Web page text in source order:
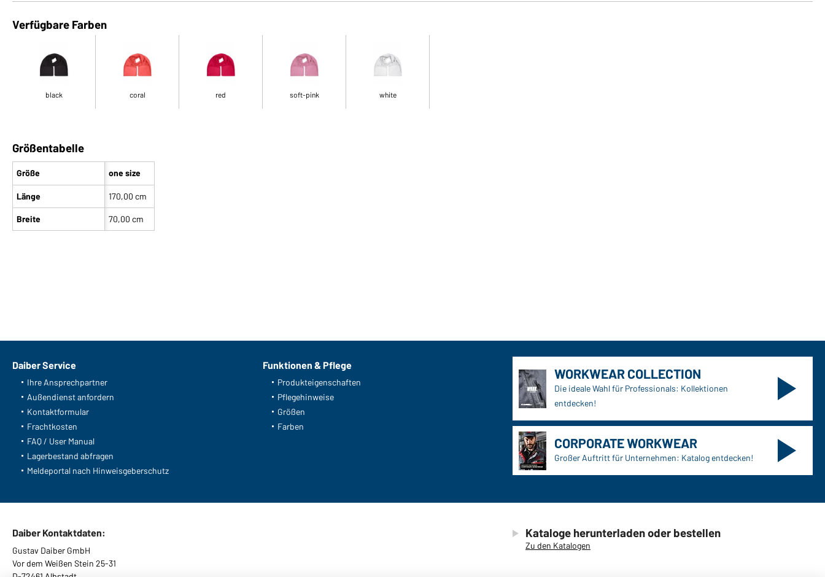
Verfügbare Farben
black coral red soft-pink white
Größentabelle
Größe
Länge
Breite
one size
170,00 cm
70,00 cm
Daiber Service
Ihre Ansprechpartner
Außendienst anfordern
Kontaktformular
Frachtkosten
FAQ / User Manual
Lagerbestand abfragen
Meldeportal nach Hinweisgeberschutz
Funktionen & Pflege
Produkteigenschaften
Pflegehinweise
Größen
Farben
WORKWEAR COLLECTION
Die ideale Wahl für Professionals: Kollektionen
entdecken!
CORPORATE WORKWEAR
Großer Auftritt für Unternehmen: Katalog entdecken!
Daiber Kontaktdaten:
Gustav Daiber GmbH
Vor dem Weißen Stein 25-31
Kataloge herunterladen oder bestellen
Zu den Katalogen